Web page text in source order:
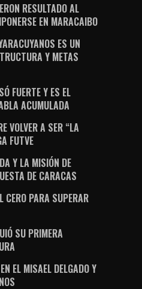
RESULTADO AL
EN MARACAIBO
ES UN
Y METAS
FUERTE Y ES EL
ACUMULADA
VOLVER A SER “LA
FUTVE
Y LA MISIÓN DE
DE CARACAS
CERO PARA SUPERAR
SU PRIMERA
EL MISAEL DELGADO Y